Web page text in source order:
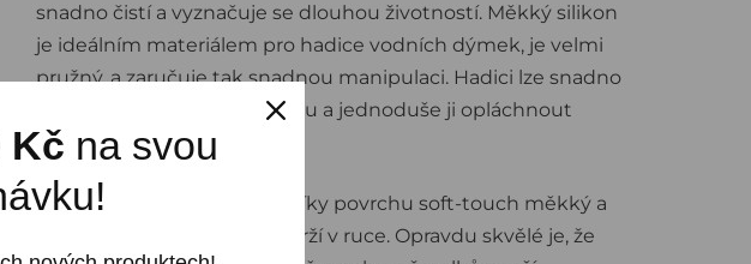
snadno čistí a vyznačuje se dlouhou životností. Měkký silikon
je ideálním materiálem pro hadice vodních dýmek, je velmi
pružný, a zaručuje tak snadnou manipulaci. Hadici lze snadno
odpojit od přípojky a náustku a jednoduše ji opláchnout
vodou.
Silikonové hadice AO mají díky povrchu soft-touch měkký a
matný povrch a hladce se drží v ruce. Opravdu skvělé je, že
Kč na svou